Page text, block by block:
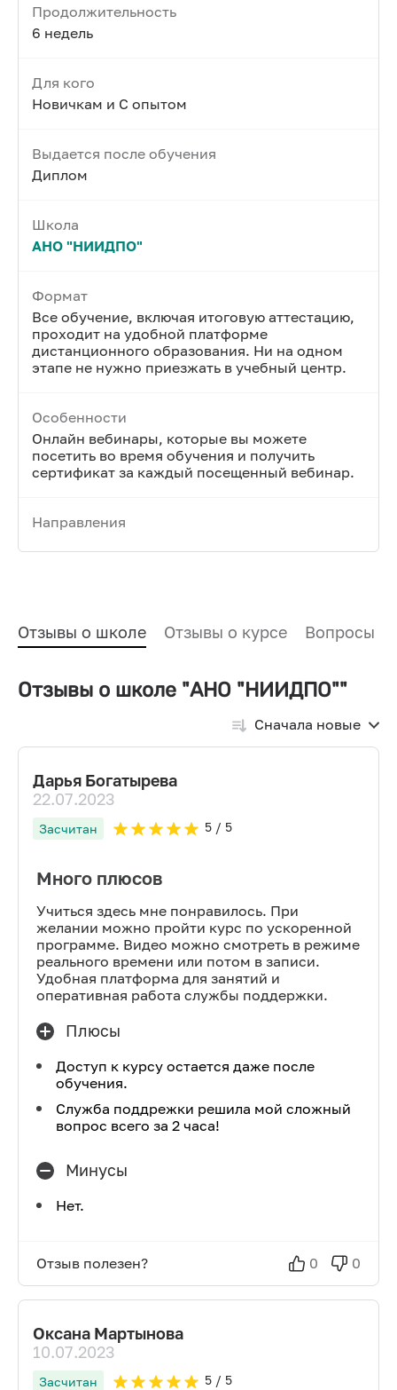
Продолжительность
6 недель
Для кого
Новичкам и С опытом
Выдается после обучения
Диплом
Школа
АНО "НИИДПО"
Формат
Все обучение, включая итоговую аттестацию,
проходит на удобной платформе
дистанционного образования. Ни на одном
этапе не нужно приезжать в учебный центр.
Особенности
Онлайн вебинары, которые вы можете
посетить во время обучения и получить
сертификат за каждый посещенный вебинар.
Направления
Отзывы о школе Отзывы о курсе Вопросы и
Отзывы о школе "АНО "НИИДПО""
Сначала новые
Дарья Богатырева
22.07.2023
Засчитан 5/ 5
Много плюсов
Учиться здесь мне понравилось. При
желании можно пройти курс по ускоренной
программе. Видео можно смотреть в режиме
реального времени или потом в записи.
Удобная платформа для занятий и
оперативная работа службы поддержки.
Плюсы
Доступ к курсу остается даже после
обучения.
Служба поддрежки решила мой сложный
вопрос всего за 2 часа!
Минусы
Нет.
Отзыв полезен? 0 0
Оксана Мартынова
10.07.2023
Засчитан 5/ 5